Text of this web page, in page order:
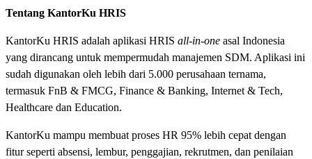
Tentang KantorKu HRIS
KantorKu HRIS adalah aplikasi HRIS all-in-one asal Indonesia
yang dirancang untuk mempermudah manajemen SDM. Aplikasi ini
sudah digunakan oleh lebih dari 5.000 perusahaan ternama,
termasuk FnB & FMCG, Finance & Banking, Internet & Tech,
Healthcare dan Education.
KantorKu mampu membuat proses HR 95% lebih cepat dengan
fitur seperti absensi, lembur, penggajian, rekrutmen, dan penilaian